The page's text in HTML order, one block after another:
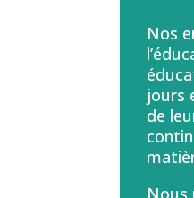
Nos
jours
de
Nous